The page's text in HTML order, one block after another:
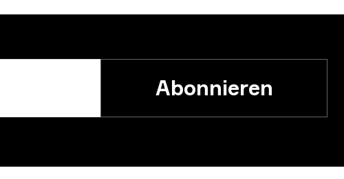
Abonnieren